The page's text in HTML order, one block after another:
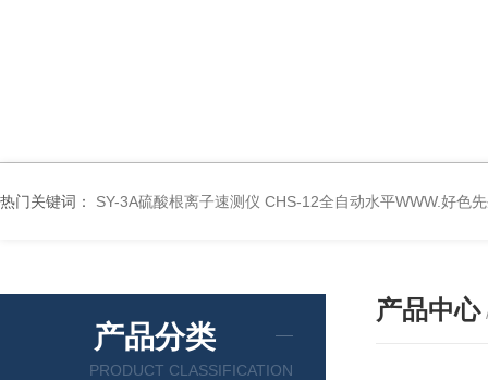
热门关键词： SY-3A硫酸根离子速测仪 CHS-12全自动水平WWW.好色
产品分类
PRODUCT CLASSIFICATION
产品中心